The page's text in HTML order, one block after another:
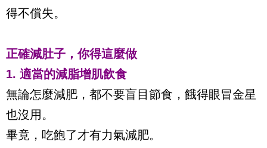
得不償失。
正確減肚子，你得這麼做
1. 適當的減脂增肌飲食
無論怎麼減肥，都不要盲目節食，餓得眼冒金星
也沒用。
畢竟，吃飽了才有力氣減肥。